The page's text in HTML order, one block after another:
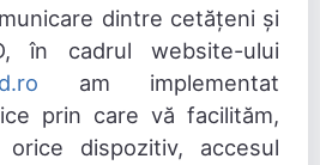
dintre cetățeni și
în cadrul website-ului
am implementat
prin care vă facilităm,
dispozitiv, accesul